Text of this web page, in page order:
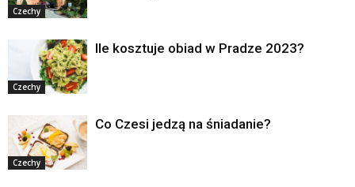
Czechy
Czechy
Ile kosztuje obiad w Pradze 2023?
Czechy
Co Czesi jedzą na śniadanie?